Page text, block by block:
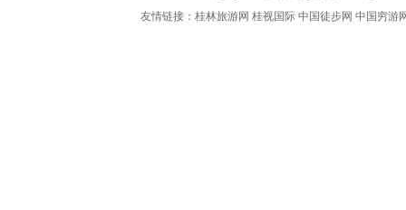
友情链接： 桂林旅游网 桂视国际 中国徒步网 中国穷游